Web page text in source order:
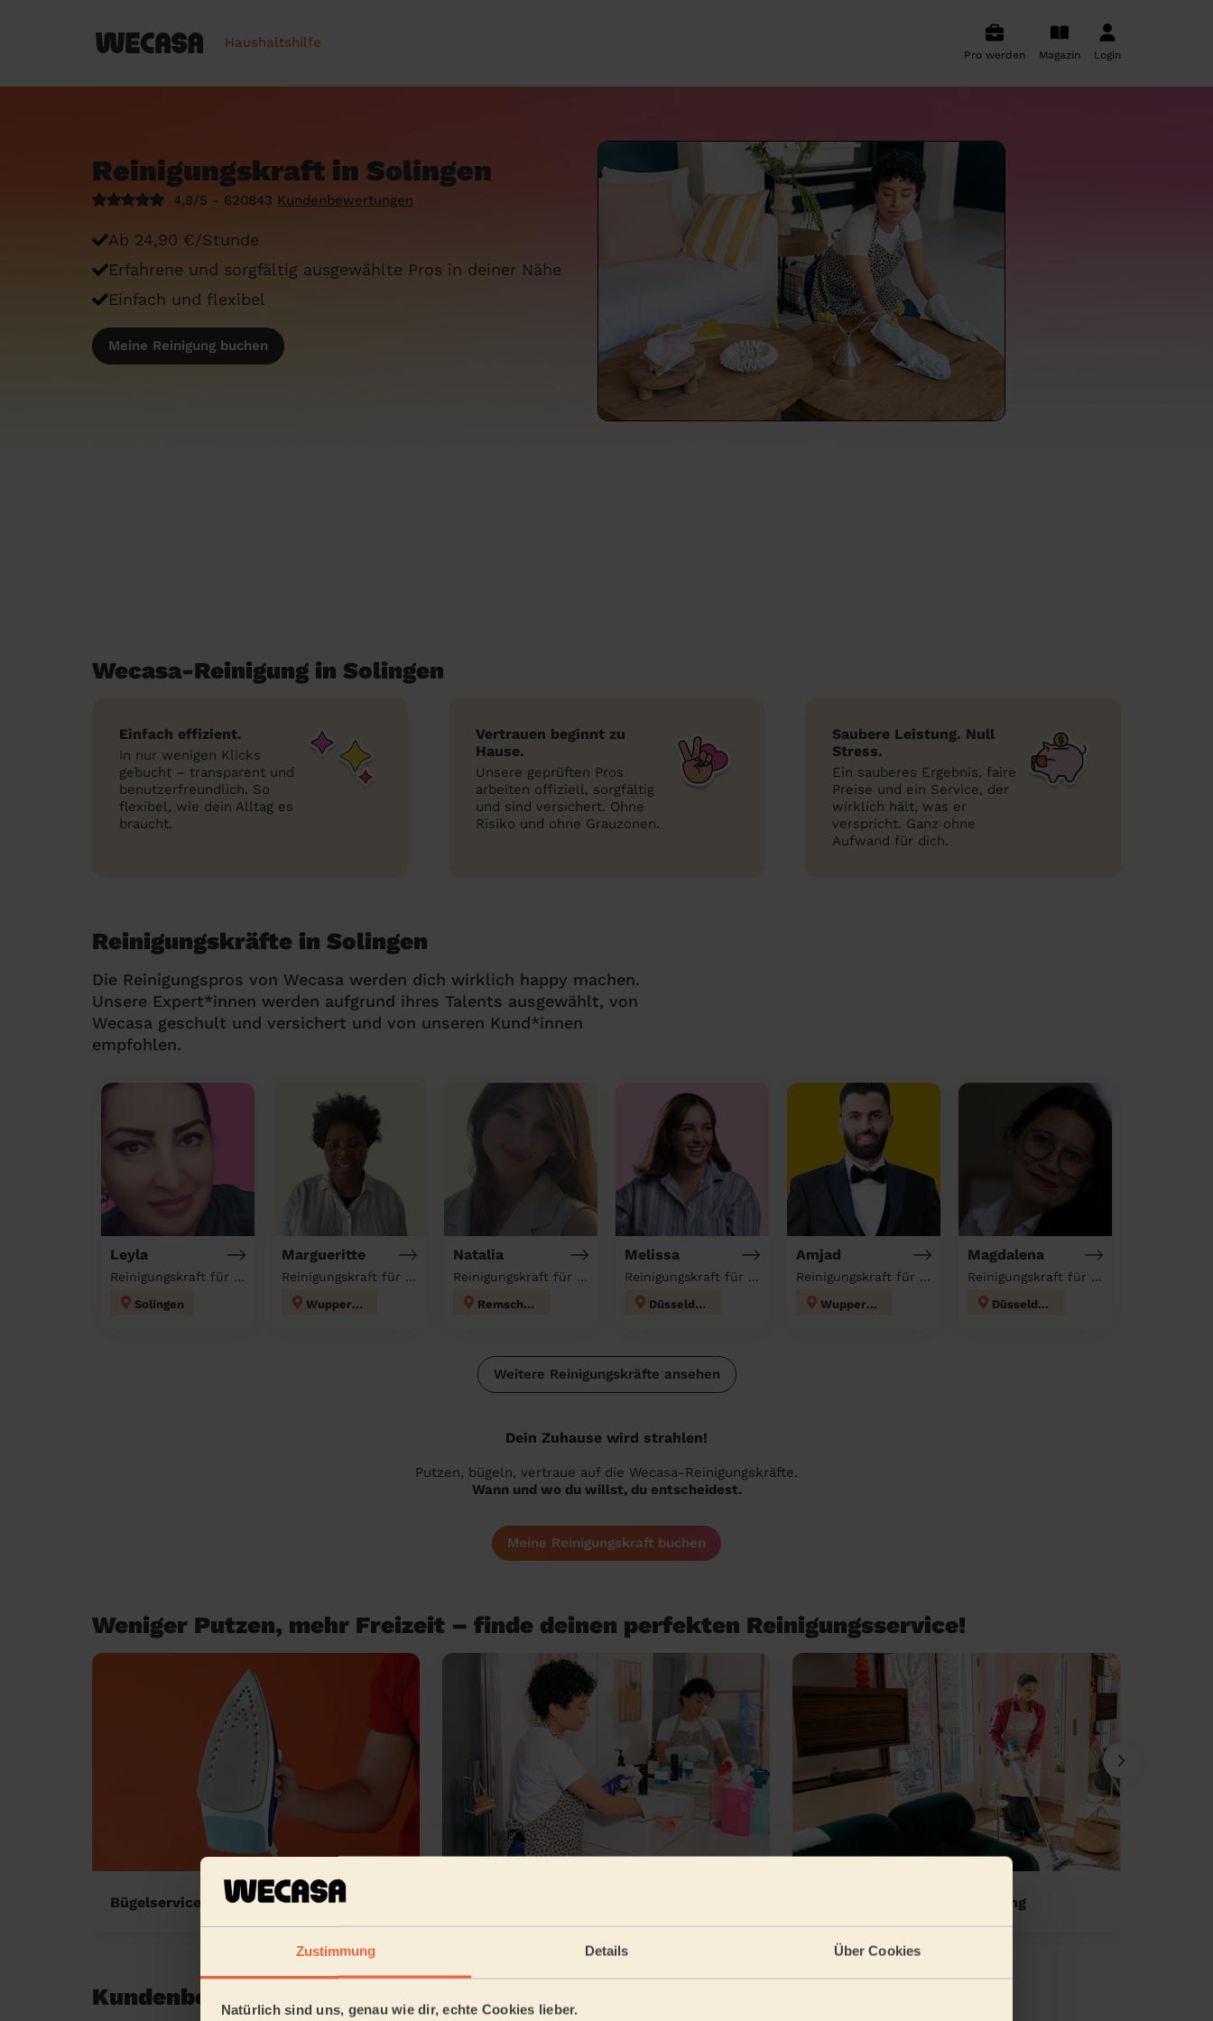
Zustimmung Details Über Cookies
Natürlich sind uns, genau wie dir, echte Cookies lieber.
Haushaltshilfe
Pro werden Magazin Login
Reinigungskraft in Solingen
4,9/5 - 620843 Kundenbewertungen
Ab 24,90 €/Stunde
Erfahrene und sorgfältig ausgewählte Pros in deiner Nähe
Einfach und flexibel
Meine Reinigung buchen
Wecasa-Reinigung in Solingen
Einfach effizient.
In nur wenigen Klicks
gebucht – transparent und
benutzerfreundlich. So
flexibel, wie dein Alltag es
braucht.
Vertrauen beginnt zu
Hause.
Unsere geprüften Pros
arbeiten offiziell, sorgfältig
und sind versichert. Ohne
Risiko und ohne Grauzonen.
Saubere Leistung. Null
Stress.
Ein sauberes Ergebnis, faire
Preise und ein Service, der
wirklich hält, was er
verspricht. Ganz ohne
Aufwand für dich.
Reinigungskräfte in Solingen
Die Reinigungspros von Wecasa werden dich wirklich happy machen.
Unsere Expert*innen werden aufgrund ihres Talents ausgewählt, von
Wecasa geschult und versichert und von unseren Kund*innen
empfohlen.
Leyla
Reinigungskraft für deinen Haushalt
Solingen
Margueritte
Reinigungskraft für deinen Haushalt
Wuppertal
Natalia
Reinigungskraft für deinen Haushalt
Remscheid
Melissa
Reinigungskraft für deinen Haushalt
Düsseldorf
Amjad
Reinigungskraft für deinen Haushalt
Wuppertal
Magdalena
Reinigungskraft für deinen Haushalt
Düsseldorf
Weitere Reinigungskräfte ansehen
Dein Zuhause wird strahlen!
Putzen, bügeln, vertraue auf die Wecasa-Reinigungskräfte.
Wann und wo du willst, du entscheidest.
Meine Reinigungskraft buchen
Weniger Putzen, mehr Freizeit – finde deinen perfekten Reinigungsservice!
Bügelservice zu Hause Einmalige Wohnungsreinigung
Kundenbewertungen in Solingen